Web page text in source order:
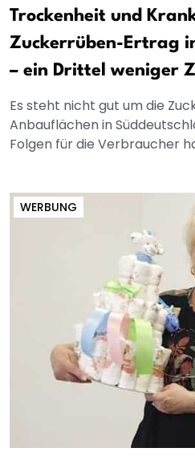
Trockenheit und
Zuckerrüben-Ertrag
– ein Drittel weniger
Es steht nicht gut um die
Anbauflächen in
Folgen für die Verbraucher
WERBUNG